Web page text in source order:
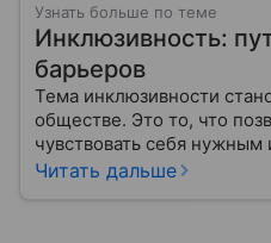
Узнать больше по теме
Инклюзивность:
барьеров
Тема инклюзивности
обществе. Это то, что
чувствовать себя
Читать дальше